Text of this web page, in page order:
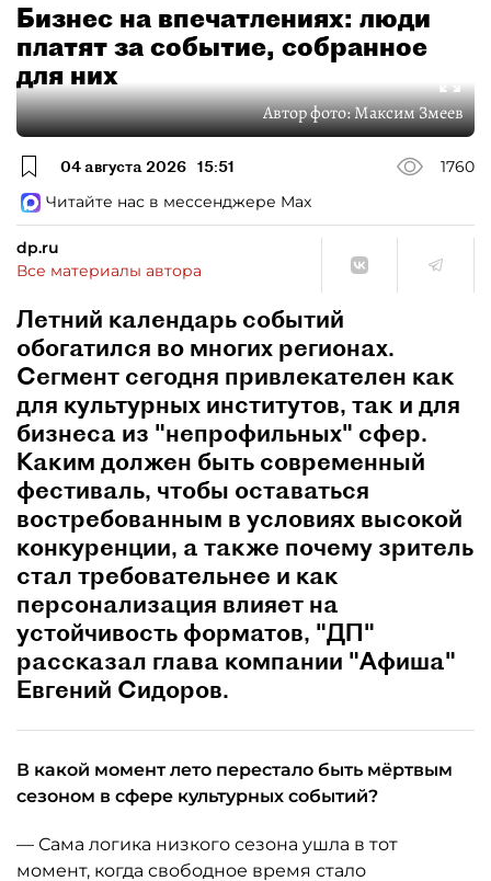
Бизнес на впечатлениях: люди
платят за событие, собранное
для них
Автор фото:Максим Змеев
04 августа 2026 15:51
1760
Читайте нас в мессенджере Max
dp.ru
Все материалы автора
Летний календарь событий
обогатился во многих регионах.
Сегмент сегодня привлекателен как
для культурных институтов, так и для
бизнеса из "непрофильных" сфер.
Каким должен быть современный
фестиваль, чтобы оставаться
востребованным в условиях высокой
конкуренции, а также почему зритель
стал требовательнее и как
персонализация влияет на
устойчивость форматов, "ДП"
рассказал глава компании "Афиша"
Евгений Сидоров.
В какой момент лето перестало быть мёртвым
сезоном в сфере культурных событий?
— Сама логика низкого сезона ушла в тот
момент, когда свободное время стало